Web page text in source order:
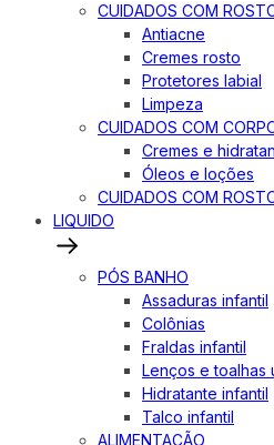
CUIDADOS COM
Antiacne
Cremes rosto
Protetores labial
Limpeza
CUIDADOS COM
Cremes e
Óleos e loções
CUIDADOS COM
LIQUIDO
PÓS BANHO
Assaduras infantil
Colônias
Fraldas infantil
Lenços e toalhas
Hidratante infantil
Talco infantil
ALIMENTAÇÃO